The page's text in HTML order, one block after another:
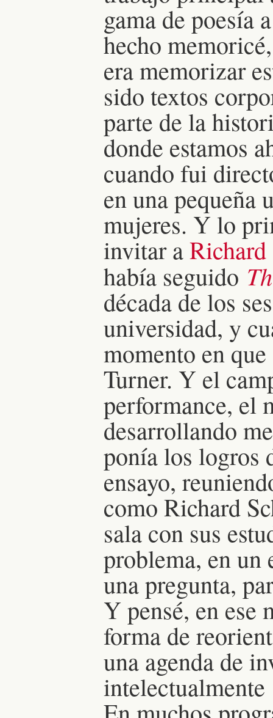
gama de poesía
hecho
era memorizar
sido textos
parte de la
donde estamos
cuando fui
en una pequeña
mujeres. Y lo
invitar aRichard
había seguido
década de los
universidad, y
momento en
Turner. Y el
performance, el
desarrollando
ponía los logros
ensayo,
como Richard
sala con sus
problema, en un
una pregunta,
Y pensé, en ese
forma de
una agenda de